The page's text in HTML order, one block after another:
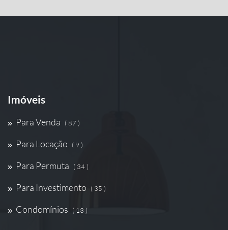
Imóveis
Para Venda ( 87 )
Para Locação ( 9 )
Para Permuta ( 34 )
Para Investimento ( 35 )
Condomínios ( 13 )